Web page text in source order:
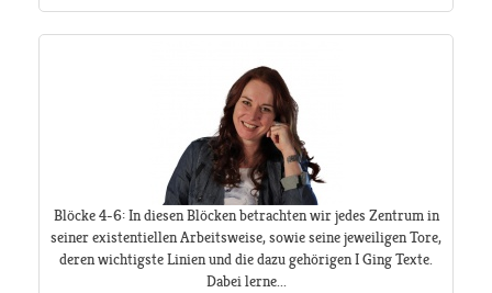
Blöcke 4-6: In diesen Blöcken betrachten wir jedes Zentrum in
seiner existentiellen Arbeitsweise, sowie seine jeweiligen Tore,
deren wichtigste Linien und die dazu gehörigen I Ging Texte.
Dabei lerne...